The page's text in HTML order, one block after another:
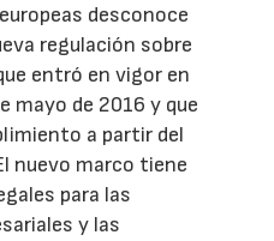
desconoce
regulación sobre
entró en vigor en
mayo de 2016 y que
a partir del
nuevo marco tiene
para las
y las